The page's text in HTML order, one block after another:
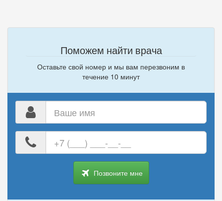
Поможем найти врача
Оставьте свой номер и мы вам перезвоним в
течение 10 минут
номер
телефона
Позвоните мне